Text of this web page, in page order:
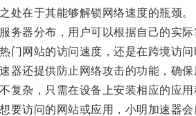
在于其能够解锁网络速度的瓶颈。
器分布，用户可以根据自己的实际
网站的访问速度，还是在跨境访问
还提供防止网络攻击的功能，确保
杂，只需在设备上安装相应的应用
访问的网站或应用，小明加速器会